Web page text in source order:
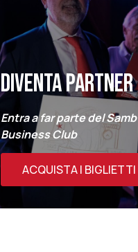
DIVENTA PARTNER
Entra a far parte del Samb
Business Club
ACQUISTA I BIGLIETTI